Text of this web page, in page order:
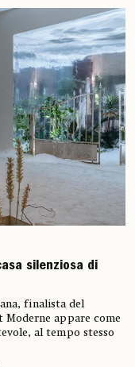
silenziosa di
finalista del
Moderne appare come
al tempo stesso